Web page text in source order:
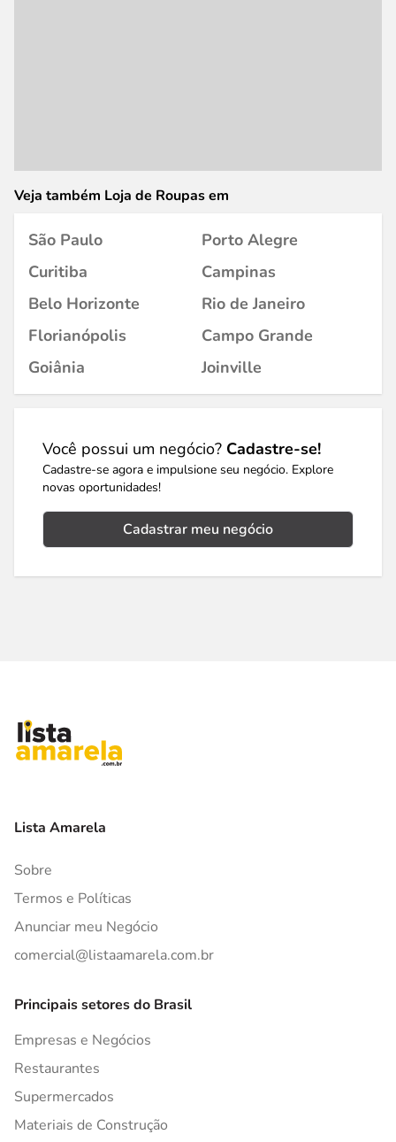
Veja também Loja de Roupas em
São Paulo
Porto Alegre
Curitiba
Campinas
Belo Horizonte
Rio de Janeiro
Florianópolis
Campo Grande
Goiânia
Joinville
Você possui um negócio? Cadastre-se!
Cadastre-se agora e impulsione seu negócio. Explore
novas oportunidades!
Cadastrar meu negócio
Lista Amarela
Sobre
Termos e Políticas
Anunciar meu Negócio
comercial@listaamarela.com.br
Principais setores do Brasil
Empresas e Negócios
Restaurantes
Supermercados
Materiais de Construção